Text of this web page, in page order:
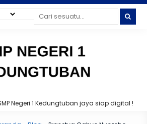
Negeri 1 Kedungtuban jaya siap digital !